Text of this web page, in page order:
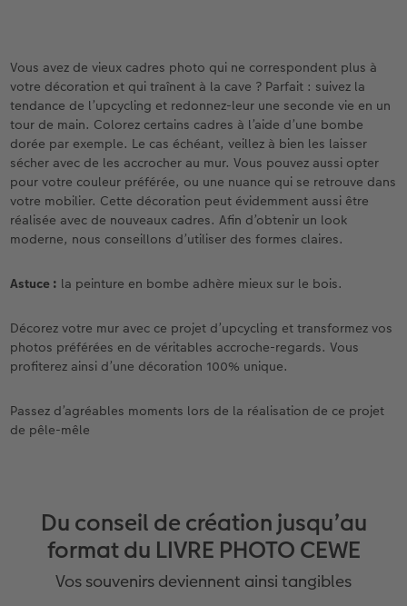
Vous avez de vieux cadres photo qui ne correspondent plus à
votre décoration et qui traînent à la cave ? Parfait : suivez la
tendance de l’upcycling et redonnez-leur une seconde vie en un
tour de main. Colorez certains cadres à l’aide d’une bombe
dorée par exemple. Le cas échéant, veillez à bien les laisser
sécher avec de les accrocher au mur. Vous pouvez aussi opter
pour votre couleur préférée, ou une nuance qui se retrouve dans
votre mobilier. Cette décoration peut évidemment aussi être
réalisée avec de nouveaux cadres. Afin d’obtenir un look
moderne, nous conseillons d’utiliser des formes claires.
Astuce : la peinture en bombe adhère mieux sur le bois.
Décorez votre mur avec ce projet d’upcycling et transformez vos
photos préférées en de véritables accroche-regards. Vous
profiterez ainsi d’une décoration 100% unique.
Passez d’agréables moments lors de la réalisation de ce projet
de pêle-mêle
Du conseil de création jusqu’au
format du LIVRE PHOTO CEWE
Vos souvenirs deviennent ainsi tangibles